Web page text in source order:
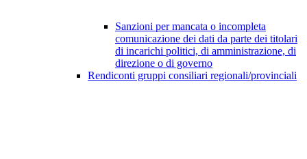
Sanzioni per mancata o incompleta
comunicazione dei dati da parte dei titolari
di incarichi politici, di amministrazione, di
direzione o di governo
Rendiconti gruppi consiliari regionali/provinciali